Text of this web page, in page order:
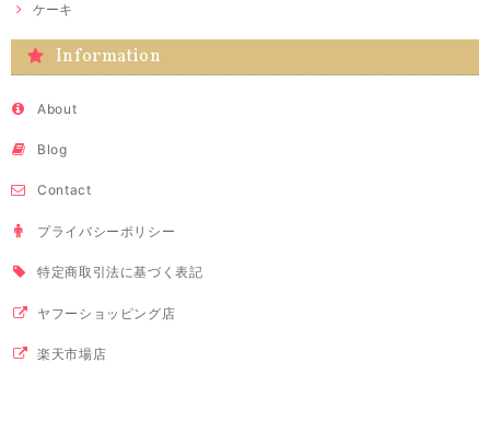
ケーキ
Information
About
Blog
Contact
プライバシーポリシー
特定商取引法に基づく表記
ヤフーショッピング店
楽天市場店